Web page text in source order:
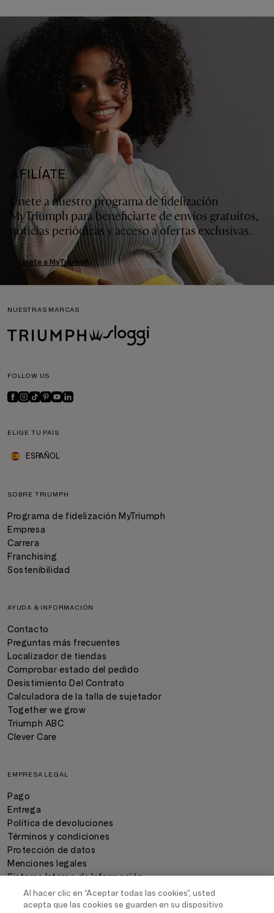
AFILÍATE
Únete a nuestro programa de fidelización
MyTriumph para beneficiarte de envíos gratuitos,
noticias periódicas y acceso a ofertas exclusivas.
Únete a MyTriumph
NUESTRAS MARCAS
FOLLOW US
ELIGE TU PAÍS
ESPAÑOL
SOBRE TRIUMPH
Programa de fidelización MyTriumph
Empresa
Carrera
Franchising
Sostenibilidad
AYUDA & INFORMACIÓN
Contacto
Preguntas más frecuentes
Localizador de tiendas
Comprobar estado del pedido
Desistimiento Del Contrato
Calculadora de la talla de sujetador
Together we grow
Triumph ABC
Clever Care
EMPRESA LEGAL
Pago
Entrega
Política de devoluciones
Términos y condiciones
Protección de datos
Menciones legales
Sistema Interno de Información
Configuración de cookies
Al hacer clic en “Aceptar todas las cookies”, usted
acepta que las cookies se guarden en su dispositivo